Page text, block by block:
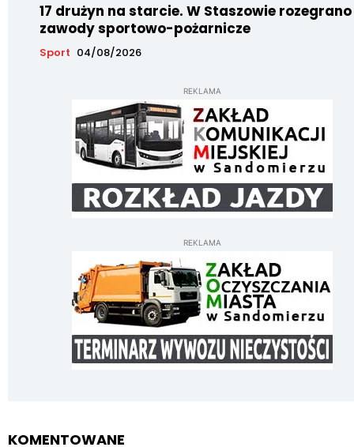
17 drużyn na starcie. W Staszowie rozegrano
zawody sportowo-pożarnicze
Sport 04/08/2026
REKLAMA
REKLAMA
KOMENTOWANE